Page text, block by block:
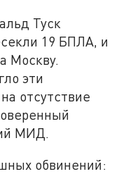
Туск
19 БПЛА, и
Москву.
эти
отсутствие
МИД.
обвинений: